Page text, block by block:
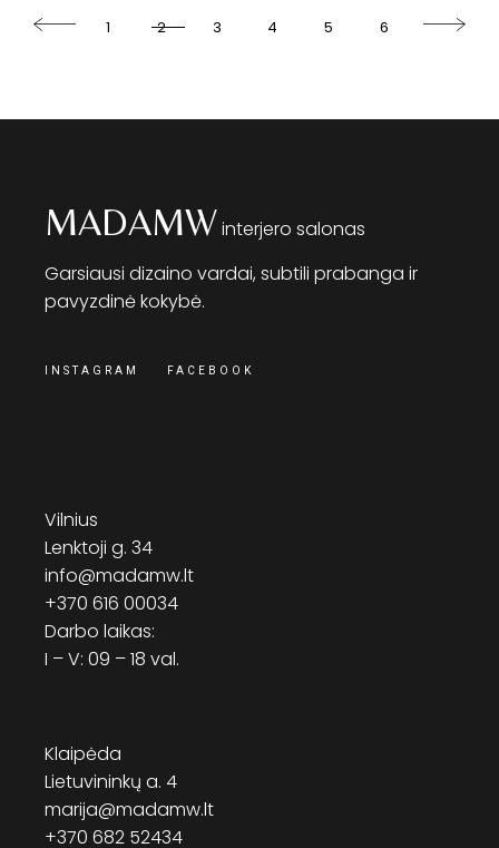
1 2 3 4 5 6
MADAMWinterjero salonas
Garsiausi dizaino vardai, subtili prabanga ir
pavyzdinė kokybė.
INSTAGRAM FACEBOOK
Vilnius
Lenktoji g. 34
info@madamw.lt
+370 616 00034
Darbo laikas:
I – V: 09 – 18 val.
Klaipėda
Lietuvininkų a. 4
marija@madamw.lt
+370 682 52434